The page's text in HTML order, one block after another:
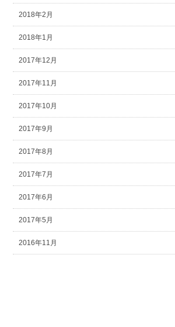
2018年2月
2018年1月
2017年12月
2017年11月
2017年10月
2017年9月
2017年8月
2017年7月
2017年6月
2017年5月
2016年11月